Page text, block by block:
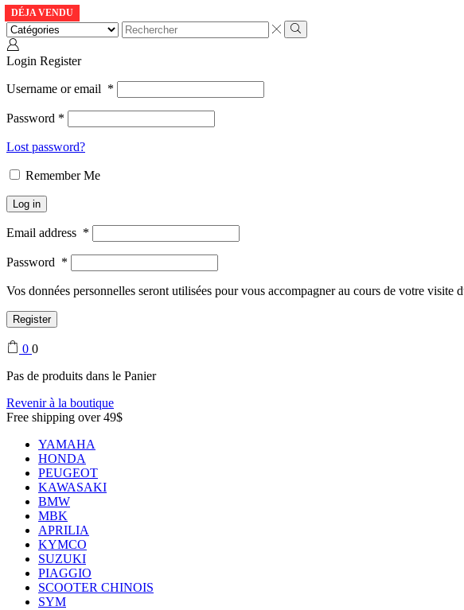
Login Register
Username or email *
Password *
Lost password?
Remember Me
Log in
Email address *
Password *
Vos données personnelles seront utilisées pour vous accompagner au cours de votre visite
Register
0 0
Pas de produits dans le Panier
Revenir à la boutique
Free shipping over 49$
YAMAHA
HONDA
PEUGEOT
KAWASAKI
BMW
MBK
APRILIA
KYMCO
SUZUKI
PIAGGIO
SCOOTER CHINOIS
SYM
DÉJA VENDU
DÉJA VENDU